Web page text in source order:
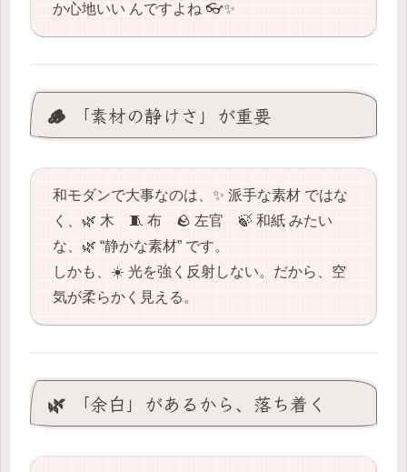
か心地いい んですよね 👓✨
🪵 「素材の静けさ」が重要
和モダンで大事なのは、✨ 派手な素材 ではな
く、🌿 木 🧵 布 🪨 左官 🍃 和紙 みたい
な、🌿 “静かな素材” です。
しかも、☀️ 光を強く反射しない。だから、空
気が柔らかく見える。
🌿 「余白」があるから、落ち着く